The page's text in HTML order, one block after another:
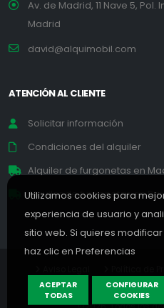
Av. de Madrid, 11 Nave 5,
Madrid
david@alquimobil.com
ATENCIÓN AL CLIENTE
Solicitar información
Condiciones del alquiler
Alquiler de furgonetas en
Alquiler de furgonetas en
Preferencias
Utilizamos cookies para
experiencia de usuario y
sitio web. Si quieres
haz clic en Preferencias
ACEPTAR
TODAS
CONFIGURAR
COOKIES